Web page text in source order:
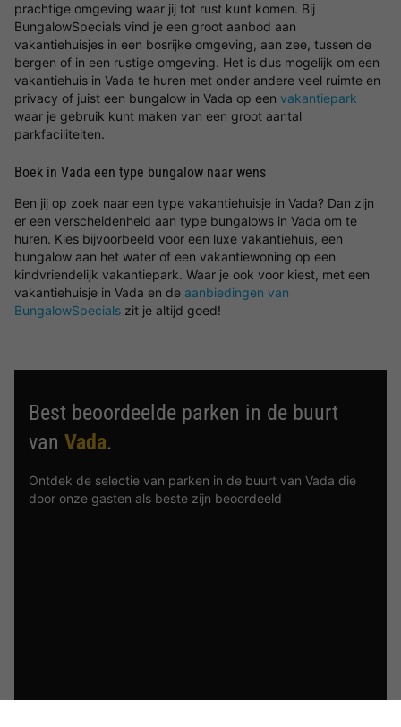
prachtige omgeving waar jij tot rust kunt komen. Bij
BungalowSpecials vind je een groot aanbod aan
vakantiehuisjes in een bosrijke omgeving, aan zee, tussen de
bergen of in een rustige omgeving. Het is dus mogelijk om een
vakantiehuis in Vada te huren met onder andere veel ruimte en
privacy of juist een bungalow in Vada op een vakantiepark
waar je gebruik kunt maken van een groot aantal
parkfaciliteiten.
Boek in Vada een type bungalow naar wens
Ben jij op zoek naar een type vakantiehuisje in Vada? Dan zijn
er een verscheidenheid aan type bungalows in Vada om te
huren. Kies bijvoorbeeld voor een luxe vakantiehuis, een
bungalow aan het water of een vakantiewoning op een
kindvriendelijk vakantiepark. Waar je ook voor kiest, met een
vakantiehuisje in Vada en de aanbiedingen van
BungalowSpecials zit je altijd goed!
Best beoordeelde parken in de buurt
van Vada.
Ontdek de selectie van parken in de buurt van Vada die
door onze gasten als beste zijn beoordeeld